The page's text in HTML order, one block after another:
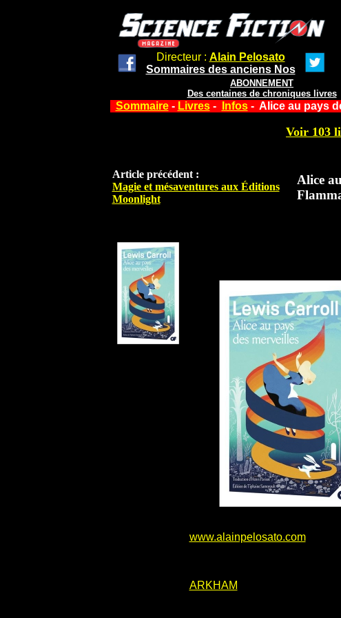
Directeur : Alain Pelosato
Sommaires des anciens Nos
ABONNEMENT
Des centaines de chroniques livres
Sommaire- Livres- Infos- Alice au pays
Voir 103
Article précédent :
Magie et mésaventures aux Éditions
Moonlight
Alice
www.alainpelosato.com
ARKHAM